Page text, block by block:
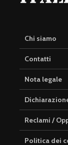
Chi siamo
Contatti
Nota legale
Reclami /
Politica dei